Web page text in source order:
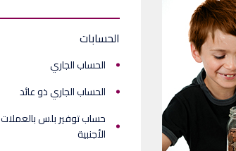
الحسابات
الحساب الجاري
الحساب الجاري ذو عائد
حساب توفير بلس بالعملات
الأجنبية